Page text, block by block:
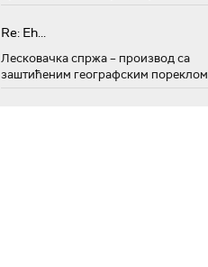
Re: Eh...
Лесковачка спржа – производ са
заштићеним географским пореклом